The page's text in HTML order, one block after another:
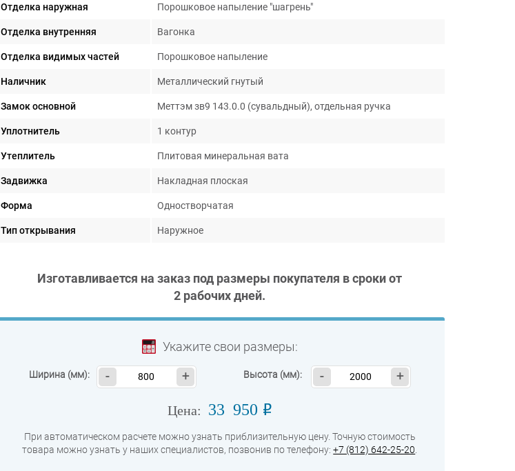
Отделка наружная Порошковое напыление "шагрень"
Отделка внутренняя Вагонка
Отделка видимых частей Порошковое напыление
Наличник Металлический гнутый
Замок основной Меттэм зв9 143.0.0 (сувальдный), отдельная ручка
Уплотнитель 1 контур
Утеплитель Плитовая минеральная вата
Задвижка Накладная плоская
Форма Одностворчатая
Тип открывания Наружное
Изготавливается на заказ под размеры покупателя в сроки от
2 рабочих дней.
Укажите свои размеры:
Ширина (мм): - + Высота (мм): - +
Цена: 33 950 o
При автоматическом расчете можно узнать приблизительную цену. Точную стоимость
товара можно узнать у наших специалистов, позвонив по телефону:+7 (812) 642-25-20